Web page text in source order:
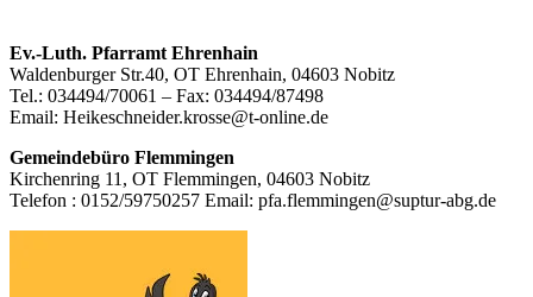
Footer
Inhalt
Ev.-Luth. Pfarramt Ehrenhain
Waldenburger Str.40, OT Ehrenhain, 04603 Nobitz
Tel.: 034494/70061 – Fax: 034494/87498
Email: Heikeschneider.krosse@t-online.de
Gemeindebüro Flemmingen
Kirchenring 11, OT Flemmingen, 04603 Nobitz
Telefon : 0152/59750257 Email: pfa.flemmingen@suptur-abg.de